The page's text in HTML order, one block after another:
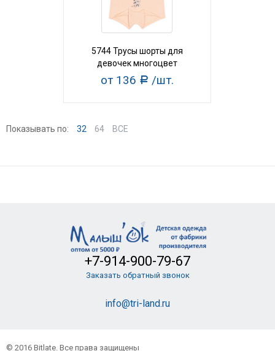
5744 Трусы шорты для
девочек многоцвет
(BAYKAR)
от 136 Р /шт.
Показывать по: 32 64 ВСЕ
+7-914-900-79-67
Заказать обратный звонок
info@tri-land.ru
© 2016 Bitlate. Все права защищены